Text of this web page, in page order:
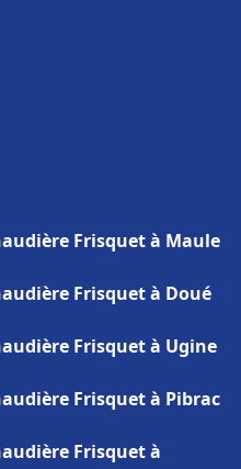
Frisquet à Maule
Frisquet à Doué
Frisquet à Ugine
Frisquet à Pibrac
Frisquet à